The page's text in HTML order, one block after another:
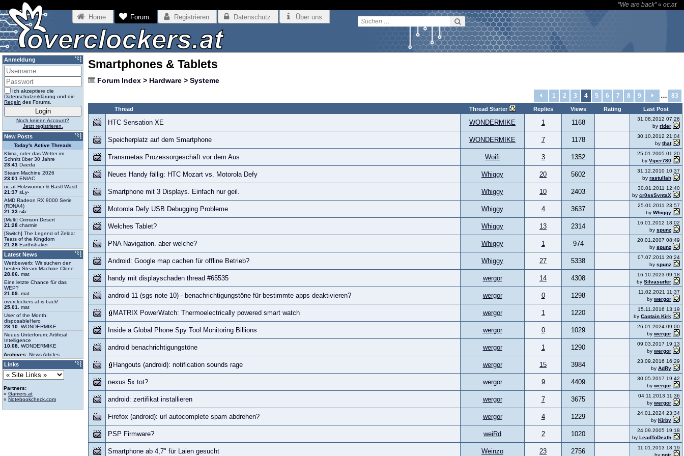
"We are back"« oc.at
Home Forum Registrieren Datenschutz Über uns
Smartphones & Tablets
Forum Index > Hardware > Systeme
1 2 3 4 5 6 7 8 9 … 83
Thread Thread Starter Replies Views Rating Last Post
HTC Sensation XE WONDERMIKE 1 1168
31.08.2012 07:26
by rider
Speicherplatz auf dem Smartphone WONDERMIKE 7 1178
30.10.2012 21:04
by that
Transmetas Prozessorgeschäft vor dem Aus Woifi 3 1352
25.01.2005 01:20
by Viper780
Neues Handy fällig: HTC Mozart vs. Motorola Defy Whiggy 20 5602
31.12.2010 10:37
by rastullah
Smartphone mit 3 Displays. Einfach nur geil. Whiggy 10 2403
30.01.2011 12:40
by cr0ssSyntaX
Motorola Defy USB Debugging Probleme Whiggy 4 3637
25.01.2011 23:57
by Whiggy
Welches Tablet? Whiggy 13 2314
16.01.2012 18:02
by spunz
PNA Navigation. aber welche? Whiggy 1 974
20.01.2007 08:49
by spunz
Android: Google map cachen für offline Betrieb? Whiggy 27 5338
07.07.2011 20:24
by spunz
handy mit displayschaden thread #65535 wergor 14 4308
16.10.2023 09:18
by Silvasurfer
android 11 (sgs note 10) - benachrichtigungstöne für bestimmte apps deaktivieren? wergor 0 1298
11.02.2021 11:37
by wergor
MATRIX PowerWatch: Thermoelectrically powered smart watch wergor 1 1220
15.11.2016 13:19
by Captain Kirk
Inside a Global Phone Spy Tool Monitoring Billions wergor 0 1029
26.01.2024 09:00
by wergor
android benachrichtigungstöne wergor 1 1290
09.03.2017 19:13
by wergor
Hangouts (android): notification sounds rage wergor 15 3984
23.09.2016 16:29
by AdRy
nexus 5x tot? wergor 9 4409
30.05.2017 19:42
by wergor
android: zertifikat installieren wergor 7 3675
04.11.2013 11:36
by wergor
Firefox (android): url autocomplete spam abdrehen? wergor 4 1229
24.01.2024 23:34
by Kirby
PSP Firmware? weiRd 2 1020
24.09.2005 19:18
by LeadToDeath
Smartphone ab 4,7" für Laien gesucht Weinzo 23 2756
11.01.2013 18:19
by noir
Anmeldung
Ich akzeptiere die
Datenschutzerklärung und die
Regeln des Forums.
Noch keinen Account?
Jetzt registrieren.
New Posts
Today's Active Threads
Klima, oder das Wetter im
Schnitt über 30 Jahre
23:41 Daeda
Steam Machine 2026
23:01 ENIAC
oc.at Holzwürmer & Bastl Wastl
21:37 sLy-
AMD Radeon RX 9000 Serie
(RDNA4)
21:33 s4c
[Multi] Crimson Desert
21:28 charmin
[Switch] The Legend of Zelda:
Tears of the Kingdom
21:26 Earthshaker
Latest News
Wettbewerb: Wir suchen den
besten Steam Machine Clone
28.06. mat
Eine letzte Chance für das
WEP?
21.09. mat
overclockers.at is back!
25.01.
mat
User of the Month:
disposableHero
28.10. WONDERMIKE
Neues Unterforum: Artificial
Intelligence
10.08. WONDERMIKE
Archives: NewsArticles
Links
Partners:
» Gamers.at
» Notebookcheck.com